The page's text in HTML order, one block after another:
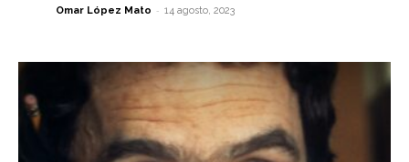
Omar López Mato - 14 agosto, 2023